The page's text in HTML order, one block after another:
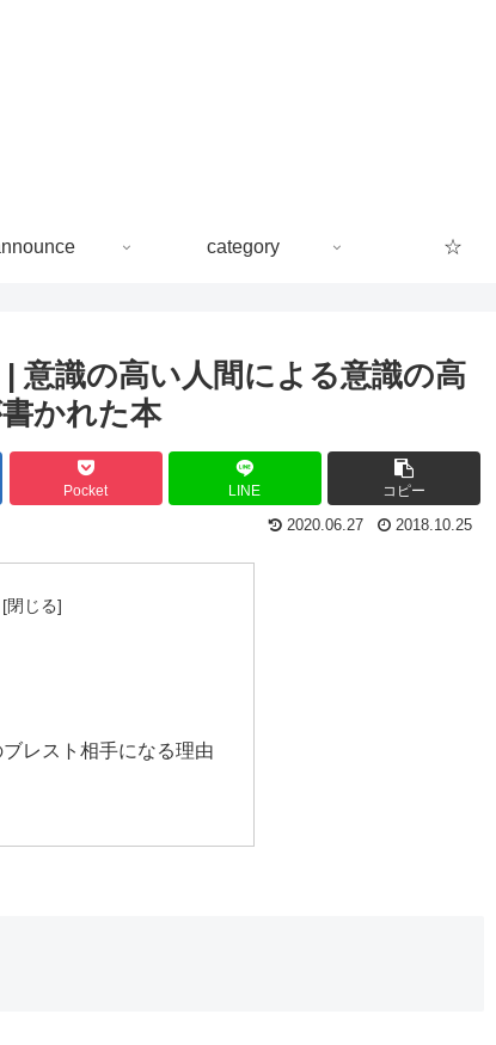
category ☆
識の高い人間による意識の高
かれた本
Pocket LINE コピー
2020.06.27 2018.10.25
レスト相手になる理由